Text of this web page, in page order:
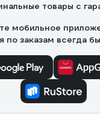
товары с
мобильное
по заказам всегда